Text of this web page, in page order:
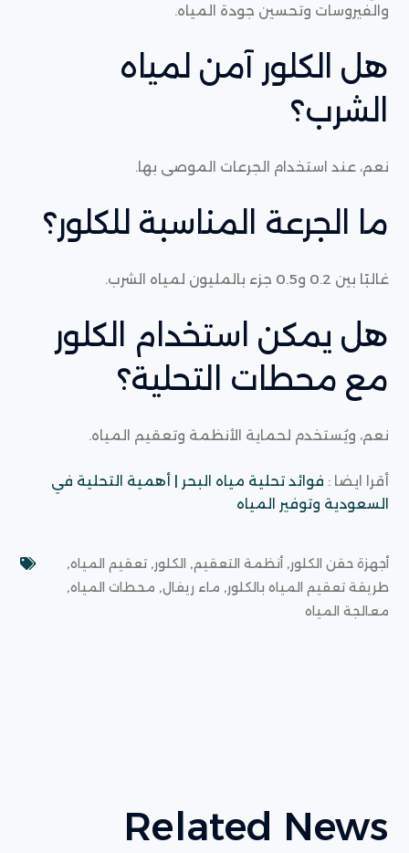
والفيروسات وتحسين جودة المياه.
هل الكلور آمن لمياه
الشرب؟
نعم، عند استخدام الجرعات الموصى بها.
ما الجرعة المناسبة للكلور؟
غالبًا بين 0.2 و0.5 جزء بالمليون لمياه الشرب.
هل يمكن استخدام الكلور
مع محطات التحلية؟
نعم، ويُستخدم لحماية الأنظمة وتعقيم المياه.
أقرا ايضا : فوائد تحلية مياه البحر | أهمية التحلية في
السعودية وتوفير المياه
أجهزة حقن الكلور,أنظمة التعقيم, الكلور,تعقيم المياه,
طريقة تعقيم المياه بالكلور, ماء ريفال, محطات المياه,
معالجة المياه
Related News